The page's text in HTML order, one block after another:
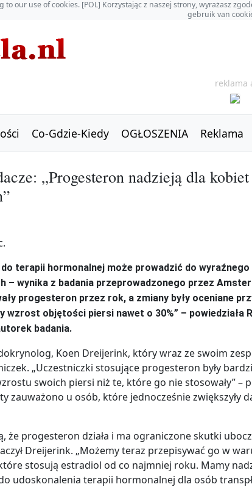
to our use of cookies. [POL] Korzystając z naszej strony, wyrażasz
gebruik van
reklama
Co-Gdzie-Kiedy OGŁOSZENIA Reklama
„Progesteron nadzieją dla kobiet
terapii hormonalnej może prowadzić do
– wynika z badania przeprowadzonego przez
progesteron przez rok, a zmiany były oceniane
wzrost objętości piersi nawet o 30%” – powiedziała
badania.
Koen Dreijerink, który wraz ze swoim
„Uczestniczki stosujące progesteron były
swoich piersi niż te, które go nie stosowały” –
zauważono u osób, które jednocześnie zwiększyły
że progesteron działa i ma ograniczone skutki
Dreijerink. „Możemy teraz przepisywać go w
stosują estradiol od co najmniej roku. Mamy
udoskonalenia terapii hormonalnej dla osób